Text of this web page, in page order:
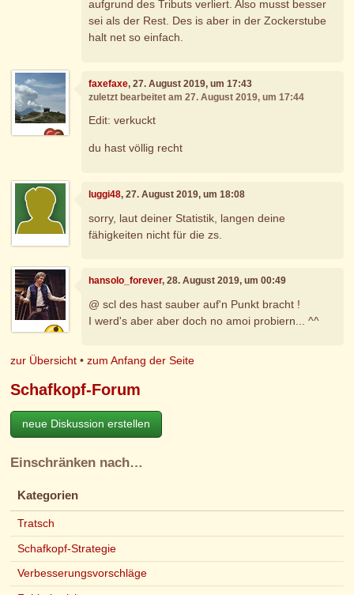
aufgrund des Tributs verliert. Also musst besser
sei als der Rest. Des is aber in der Zockerstube
halt net so einfach.
faxefaxe, 27. August 2019, um 17:43
zuletzt bearbeitet am 27. August 2019, um 17:44
Edit: verkuckt
du hast völlig recht
luggi48, 27. August 2019, um 18:08
sorry, laut deiner Statistik, langen deine
fähigkeiten nicht für die zs.
hansolo_forever, 28. August 2019, um 00:49
@ scl des hast sauber auf'n Punkt bracht !
I werd's aber aber doch no amoi probiern... ^^
zur Übersicht •zum Anfang der Seite
Schafkopf-Forum
neue Diskussion erstellen
Einschränken nach…
Kategorien
Tratsch
Schafkopf-Strategie
Verbesserungsvorschläge